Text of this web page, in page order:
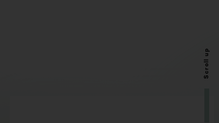
Scroll up